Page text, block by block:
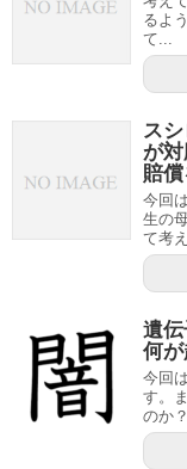
るよ
て...
ス
が
賠償
今回
生の
て考
遺
何が
今回
す。
のか